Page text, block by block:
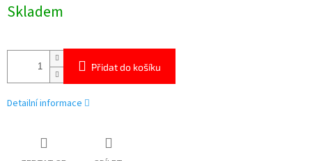
cena:
Skladem
Přidat do košíku
Detailní informace